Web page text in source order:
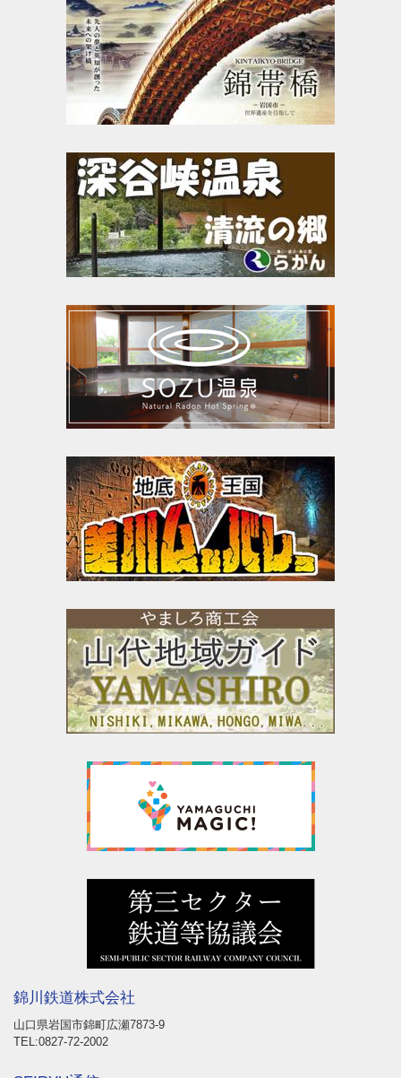
錦川鉄道株式会社
山口県岩国市錦町広瀬7873-9
TEL:0827-72-2002